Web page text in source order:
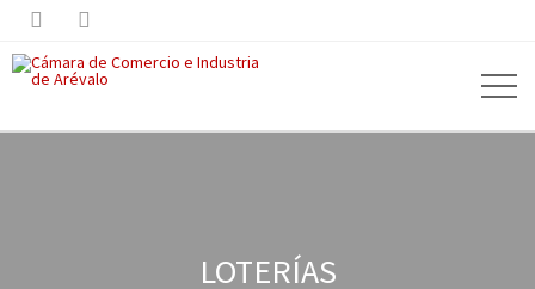
 
LOTERÍAS